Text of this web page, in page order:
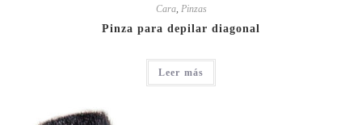
Cara, Pinzas
Pinza para depilar diagonal
Leer más